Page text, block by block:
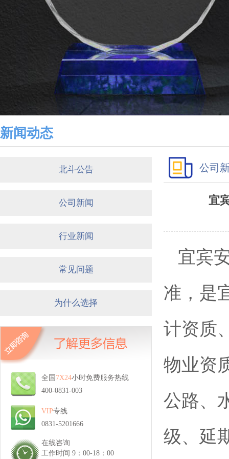
新闻动态
北斗公告
公司新闻
行业新闻
常见问题
为什么选择
全国 7X24小时免费服务热线
400-0831-003
VIP专线
0831-5201666
在线咨询
工作时间 9：00-18：00
公司
宜
宜宾
准，是
计资质
物业资
公路、
级、延